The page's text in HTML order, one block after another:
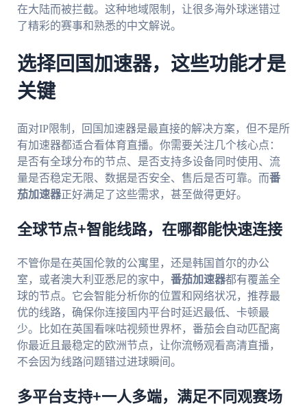
在大陆而被拦截。这种地域限制，让很多海外球迷错过
了精彩的赛事和熟悉的中文解说。
选择回国加速器，这些功能才是
关键
面对IP限制，回国加速器是最直接的解决方案，但不是所
有加速器都适合看体育直播。你需要关注几个核心点：
是否有全球分布的节点、是否支持多设备同时使用、流
量是否稳定无限、数据是否安全、售后是否可靠。而番
茄加速器正好满足了这些需求，甚至做得更好。
全球节点+智能线路，在哪都能快速连接
不管你是在英国伦敦的公寓里，还是韩国首尔的办公
室，或者澳大利亚悉尼的家中， 番茄加速器都有覆盖全
球的节点。它会智能分析你的位置和网络状况，推荐最
优的线路，确保你连接国内平台时延迟最低、卡顿最
少。比如在英国看咪咕视频世界杯，番茄会自动匹配离
你最近且最稳定的欧洲节点，让你流畅观看高清直播，
不会因为线路问题错过进球瞬间。
多平台支持+一人多端，满足不同观赛场